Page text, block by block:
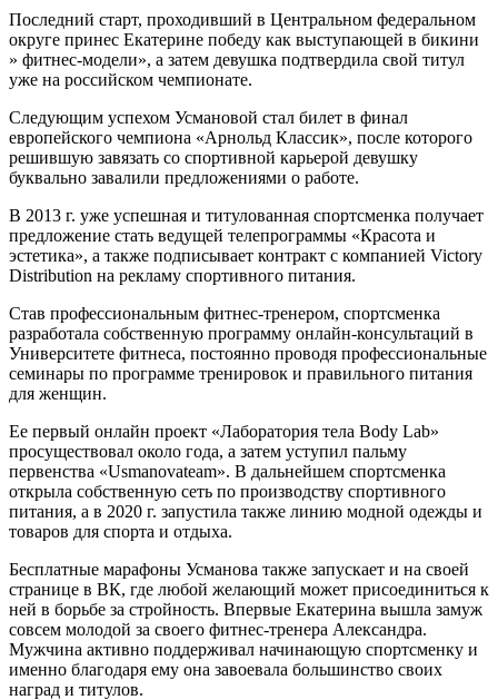
Последний старт, проходивший в Центральном федеральном
округе принес Екатерине победу как выступающей в бикини
» фитнес-модели», а затем девушка подтвердила свой титул
уже на российском чемпионате.
Следующим успехом Усмановой стал билет в финал
европейского чемпиона «Арнольд Классик», после которого
решившую завязать со спортивной карьерой девушку
буквально завалили предложениями о работе.
В 2013 г. уже успешная и титулованная спортсменка получает
предложение стать ведущей телепрограммы «Красота и
эстетика», а также подписывает контракт с компанией Victory
Distribution на рекламу спортивного питания.
Став профессиональным фитнес-тренером, спортсменка
разработала собственную программу онлайн-консультаций в
Университете фитнеса, постоянно проводя профессиональные
семинары по программе тренировок и правильного питания
для женщин.
Ее первый онлайн проект «Лаборатория тела Body Lab»
просуществовал около года, а затем уступил пальму
первенства «Usmanovateam». В дальнейшем спортсменка
открыла собственную сеть по производству спортивного
питания, а в 2020 г. запустила также линию модной одежды и
товаров для спорта и отдыха.
Бесплатные марафоны Усманова также запускает и на своей
странице в ВК, где любой желающий может присоединиться к
ней в борьбе за стройность. Впервые Екатерина вышла замуж
совсем молодой за своего фитнес-тренера Александра.
Мужчина активно поддерживал начинающую спортсменку и
именно благодаря ему она завоевала большинство своих
наград и титулов.